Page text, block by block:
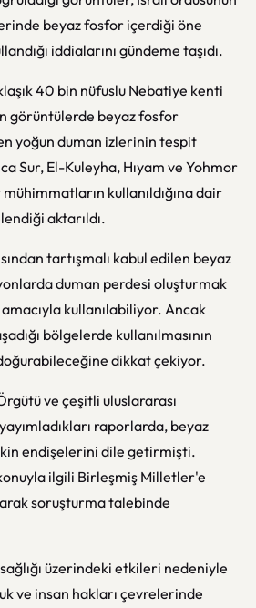
beyaz fosfor içerdiği öne
iddialarını gündeme taşıdı.
40 bin nüfuslu Nebatiye kenti
görüntülerde beyaz fosfor
yoğun duman izlerinin tespit
Sur, El-Kuleyha, Hıyam ve Yohmor
kullanıldığına dair
aktarıldı.
tartışmalı kabul edilen beyaz
duman perdesi oluşturmak
kullanılabiliyor. Ancak
bölgelerde kullanılmasının
dikkat çekiyor.
ve çeşitli uluslararası
raporlarda, beyaz
endişelerini dile getirmişti.
ilgili Birleşmiş Milletler'e
soruşturma talebinde
üzerindeki etkileri nedeniyle
ve insan hakları çevrelerinde